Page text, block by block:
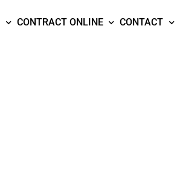
CONTRACT ONLINE CONTACT